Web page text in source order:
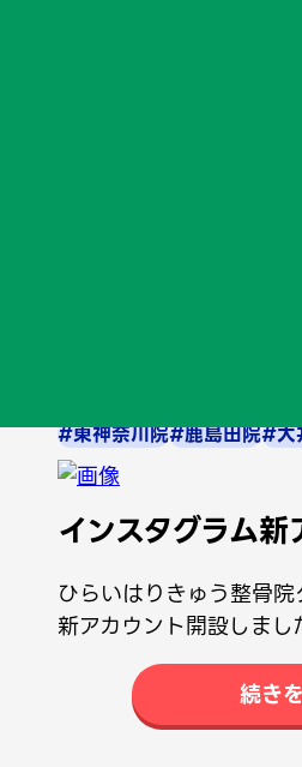
#東神奈川院#鹿島田院#大
インスタグラム
ひらいはりきゅう整骨
新アカウント開設しまし
続き